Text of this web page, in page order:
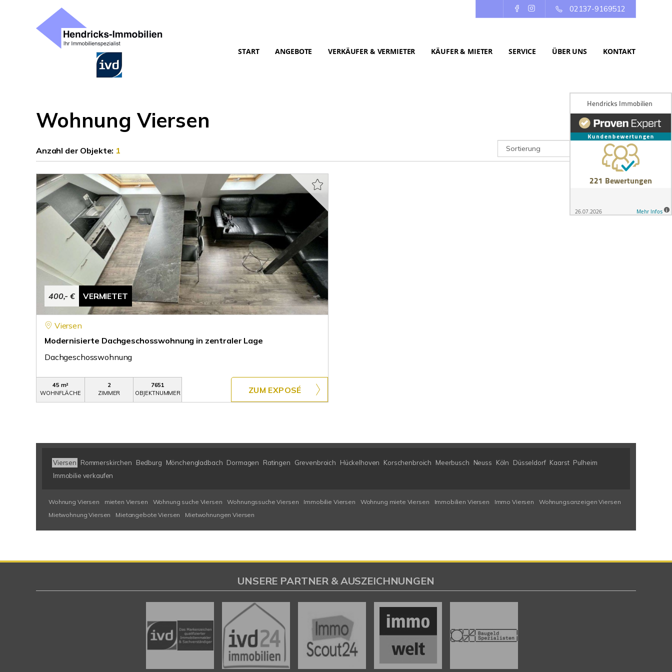
02137-9169512
START ANGEBOTE VERKÄUFER & VERMIETER KÄUFER & MIETER SERVICE ÜBER UNS KONTAKT
Wohnung Viersen
Anzahl der Objekte: 1
400,- € VERMIETET
Viersen
Modernisierte Dachgeschosswohnung in zentraler Lage
Dachgeschosswohnung
45 m²
WOHNFLÄCHE
2
ZIMMER
7651
OBJEKTNUMMER
ZUM EXPOSÉ
Viersen Rommerskirchen Bedburg Mönchengladbach Dormagen Ratingen Grevenbroich Hückelhoven Korschenbroich Meerbusch Neuss Köln Düsseldorf Kaarst Pulheim
Immobilie verkaufen
Wohnung Viersen mieten Viersen Wohnung suche Viersen Wohnungssuche Viersen Immobilie Viersen Wohnung miete Viersen Immobilien Viersen Immo Viersen
Wohnungsanzeigen Viersen
Mietwohnung Viersen
Mietangebote Viersen Mietwohnungen Viersen
UNSERE PARTNER & AUSZEICHNUNGEN